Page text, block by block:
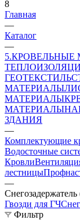
8
Главная
—
Каталог
—
ГЕОТЕКСТИЛЬ
МАТЕРИАЛЫ
МАТЕРИАЛЫ
МАТЕРИАЛЫ
ЗДАНИЯ
—
Комплектующие
Водосточные
Кровли
лестницы
—
Гвозди для ГЧ
Фильтр